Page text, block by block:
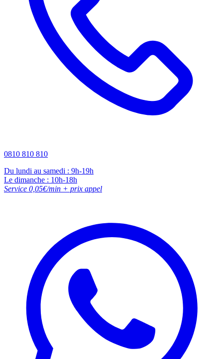
0810 810 810
Du lundi au samedi : 9h-19h
Le dimanche : 10h-18h
Service 0,05€/min + prix appel